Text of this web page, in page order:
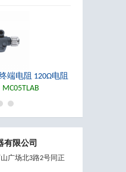
端电阻 120Ω电阻
有限公司
广场北3路2号同正